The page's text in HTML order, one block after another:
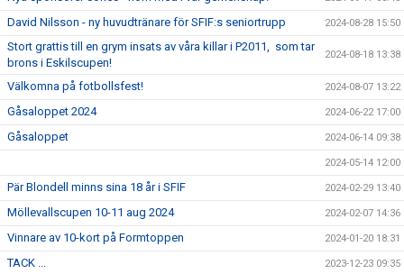
David Nilsson - ny huvudtränare för SFIF:s seniortrupp 2024-08-28 15:50
Stort grattis till en grym insats av våra killar i P2011, som tar
brons i Eskilscupen!
2024-08-18 13:38
Välkomna på fotbollsfest! 2024-08-07 13:22
Gåsaloppet 2024 2024-06-22 17:00
Gåsaloppet 2024-06-14 09:38
2024-05-14 12:00
Pär Blondell minns sina 18 år i SFIF 2024-02-29 13:40
Möllevallscupen 10-11 aug 2024 2024-02-07 14:36
Vinnare av 10-kort på Formtoppen 2024-01-20 18:31
TACK ... 2023-12-23 09:35